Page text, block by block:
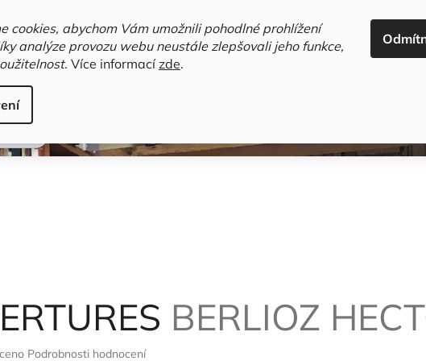
cookies, abychom Vám umožnili pohodlné prohlížení
analýze provozu webu neustále zlepšovali jeho funkce,
Více informacízde.
HLEDAT
Trvalky a bestsellery
BERLIOZ
Podrobnosti hodnocení